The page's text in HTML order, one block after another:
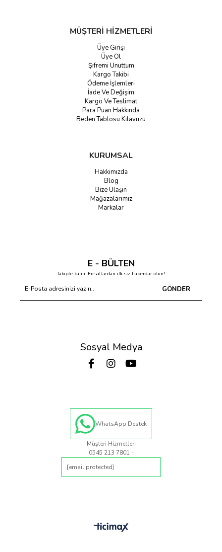
MÜŞTERİ HİZMETLERİ
Üye Girişi
Üye Ol
Şifremi Unuttum
Kargo Takibi
Ödeme İşlemleri
İade Ve Değişim
Kargo Ve Teslimat
Para Puan Hakkında
Beden Tablosu Kılavuzu
KURUMSAL
Hakkımızda
Blog
Bize Ulaşın
Mağazalarımız
Markalar
E - BÜLTEN
Takipte kalın. Fırsatlardan ilk siz haberdar olun!
GÖNDER
Sosyal Medya
WhatsApp Destek
Müşteri Hizmetleri
0545 213 7801 -
[email protected]